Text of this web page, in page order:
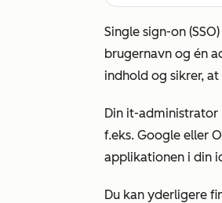
Single sign-on
brugernavn og én
indhold og sikrer,
Din it-
f.eks. Google eller
applikationen i din
Du kan yderligere